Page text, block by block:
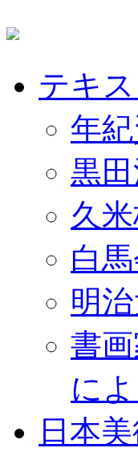
テキス
年
黒
久
白
明
書
によ
日本